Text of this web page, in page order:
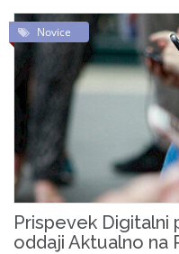
Novice
Prispevek Digitalni
oddaji Aktualno na